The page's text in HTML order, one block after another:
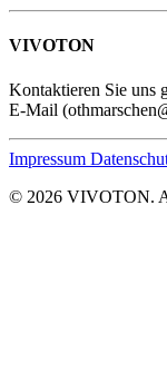
VIVOTON
Kontaktieren Sie uns
E-Mail
Impressum
© 2026 VIVOTON.